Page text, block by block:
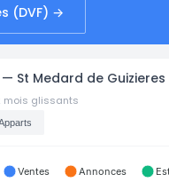
(DVF) →
St Medard de Guizieres
mois glissants
Ventes Annonces